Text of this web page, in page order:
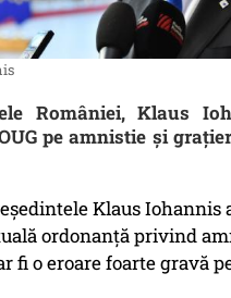
României, Klaus
pe amnistie și
Klaus Iohannis
ordonanţă privind
fi o eroare foarte gravă